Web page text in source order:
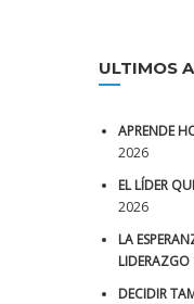
ULTIMOS
APRENDE
2026
EL LÍDER
2026
LA
LIDERAZGO
DECIDIR